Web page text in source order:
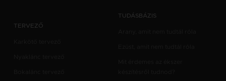
TERVEZŐ
TUDÁSBÁZIS